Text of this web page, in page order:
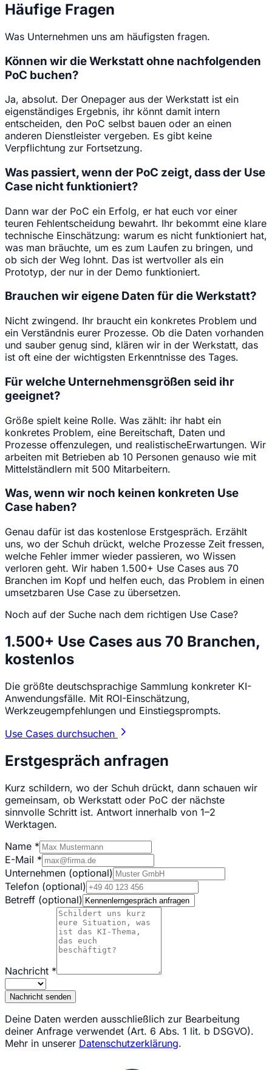
Häufige Fragen
Was Unternehmen uns am häufigsten fragen.
Können wir die Werkstatt ohne nachfolgenden
PoC buchen?
Ja, absolut. Der Onepager aus der Werkstatt ist ein
eigenständiges Ergebnis, ihr könnt damit intern
entscheiden, den PoC selbst bauen oder an einen
anderen Dienstleister vergeben. Es gibt keine
Verpflichtung zur Fortsetzung.
Was passiert, wenn der PoC zeigt, dass der Use
Case nicht funktioniert?
Dann war der PoC ein Erfolg, er hat euch vor einer
teuren Fehlentscheidung bewahrt. Ihr bekommt eine klare
technische Einschätzung: warum es nicht funktioniert hat,
was man bräuchte, um es zum Laufen zu bringen, und
ob sich der Weg lohnt. Das ist wertvoller als ein
Prototyp, der nur in der Demo funktioniert.
Brauchen wir eigene Daten für die Werkstatt?
Nicht zwingend. Ihr braucht ein konkretes Problem und
ein Verständnis eurer Prozesse. Ob die Daten vorhanden
und sauber genug sind, klären wir in der Werkstatt, das
ist oft eine der wichtigsten Erkenntnisse des Tages.
Für welche Unternehmensgrößen seid ihr
geeignet?
Größe spielt keine Rolle. Was zählt: ihr habt ein
konkretes Problem, eine Bereitschaft, Daten und
Prozesse offenzulegen, und realistischeErwartungen. Wir
arbeiten mit Betrieben ab 10 Personen genauso wie mit
Mittelständlern mit 500 Mitarbeitern.
Was, wenn wir noch keinen konkreten Use
Case haben?
Genau dafür ist das kostenlose Erstgespräch. Erzählt
uns, wo der Schuh drückt, welche Prozesse Zeit fressen,
welche Fehler immer wieder passieren, wo Wissen
verloren geht. Wir haben 1.500+ Use Cases aus 70
Branchen im Kopf und helfen euch, das Problem in einen
umsetzbaren Use Case zu übersetzen.
Noch auf der Suche nach dem richtigen Use Case?
1.500+ Use Cases aus 70 Branchen,
kostenlos
Die größte deutschsprachige Sammlung konkreter KI-
Anwendungsfälle. Mit ROI-Einschätzung,
Werkzeugempfehlungen und Einstiegsprompts.
Use Cases durchsuchen
Erstgespräch anfragen
Kurz schildern, wo der Schuh drückt, dann schauen wir
gemeinsam, ob Werkstatt oder PoC der nächste
sinnvolle Schritt ist. Antwort innerhalb von 1–2
Werktagen.
Name *
E-Mail *
Unternehmen (optional)
Telefon (optional)
Betreff (optional)
Nachricht *
Nachricht senden
Deine Daten werden ausschließlich zur Bearbeitung
deiner Anfrage verwendet (Art. 6 Abs. 1 lit. b DSGVO).
Mehr in unserer Datenschutzerklärung.